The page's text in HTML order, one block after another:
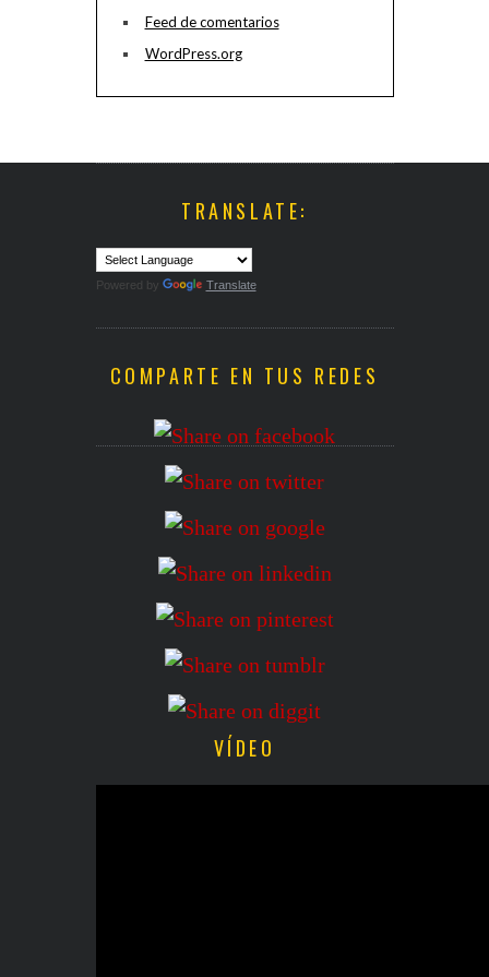
Feed de comentarios
WordPress.org
TRANSLATE:
Powered by Translate
COMPARTE EN TUS REDES
VÍDEO